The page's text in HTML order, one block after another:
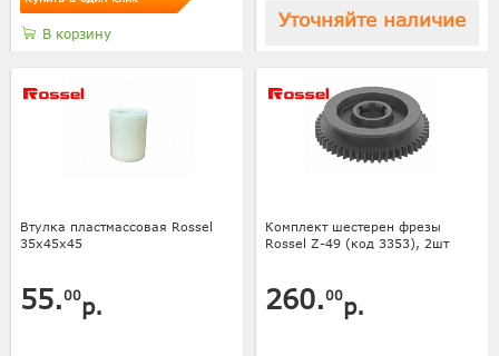
В корзину
Уточняйте наличие
Втулка пластмассовая Rossel
35х45х45
55.00р.
Комплект шестерен фрезы
Rossel Z-49 (код 3353), 2шт
260.00р.